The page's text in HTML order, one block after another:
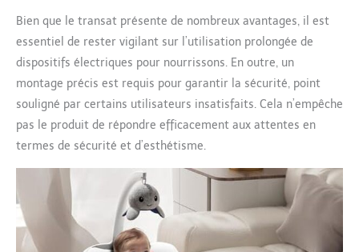
alliage d'aluminium de
qualité aéronautique
et un harnais de
sécurité à 5 points. 3
hauteurs de siège
réglables (18-25°)
aident au
développement sain de
de bébé 【Nettoyage
simplifiée】 Conçu
pour faciliter la
parentalité, ce Transat
Bien que le transat présente de nombreux avantages, il est
essentiel de rester vigilant sur l’utilisation prolongée de
dispositifs électriques pour nourrissons. En outre, un
montage précis est requis pour garantir la sécurité, point
souligné par certains utilisateurs insatisfaits. Cela n’empêche
pas le produit de répondre efficacement aux attentes en
termes de sécurité et d’esthétisme.